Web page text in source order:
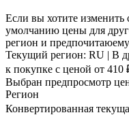
Если вы хотите изменить
умолчанию цены для
регион и
Текущий регион: RU | В
к покупке с ценой от 410
Выбран предпросмотр
Регион
Конвертированная